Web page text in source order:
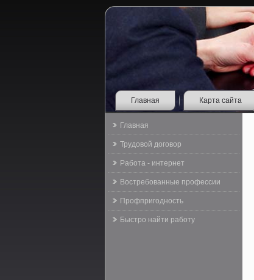
Главная Карта сайта
Главная
Трудовой договор
Работа - интернет
Востребованные профессии
Профпригодность
Быстро найти работу